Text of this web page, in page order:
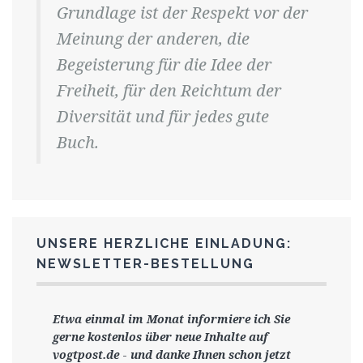
Grundlage ist der Respekt vor der
Meinung der anderen, die
Begeisterung für die Idee der
Freiheit, für den Reichtum der
Diversität und für jedes gute
Buch.
UNSERE HERZLICHE EINLADUNG:
NEWSLETTER-BESTELLUNG
Etwa einmal im Monat informiere ich Sie
gernekostenlos über neue Inhalte auf
vogtpost.de- und danke Ihnen schon jetzt